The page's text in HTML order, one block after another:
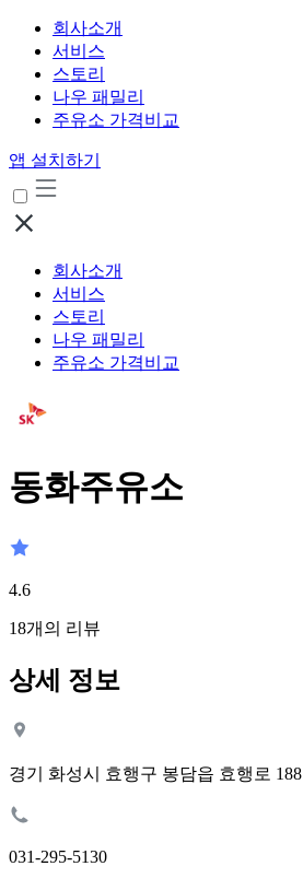
회사소개
서비스
스토리
나우 패밀리
주유소 가격비교
앱 설치하기
회사소개
서비스
스토리
나우 패밀리
주유소 가격비교
동화주유소
4.6
18개의 리뷰
상세 정보
경기 화성시 효행구 봉담읍 효행로 188
031-295-5130